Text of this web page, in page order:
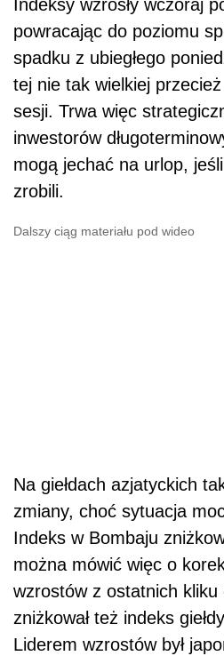
Indeksy wzrosły wczoraj
powracając do poziomu
spadku z ubiegłego
tej nie tak wielkiej
sesji. Trwa więc
inwestorów
mogą jechać na urlop,
zrobili.
Dalszy ciąg materiału pod wideo
Na giełdach azjatyckich
zmiany, choć sytuacja
Indeks w Bombaju
można mówić więc o
wzrostów z ostatnich
zniżkował też indeks
Liderem wzrostów był